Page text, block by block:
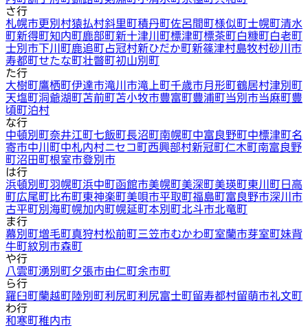
さ行
札幌市更別村猿払村斜里町積丹町佐呂間町様似町士幌町清水
町新得町知内町鹿部町新十津川町標津町標茶町白糠町白老町
士別市下川町鹿追町占冠村新ひだか町新篠津村島牧村砂川市
寿都町せたな町壮瞥町初山別町
た行
大樹町鷹栖町伊達市滝川市滝上町千歳市月形町鶴居村津別町
天塩町洞爺湖町苫前町苫小牧市豊富町豊浦町当別市当麻町豊
頃町泊村
な行
中頓別町奈井江町七飯町長沼町南幌町中富良野町中標津町名
寄市中川町中札内村ニセコ町西興部村新冠町仁木町南富良野
町沼田町根室市登別市
は行
浜頓別町羽幌町浜中町函館市美幌町美深町美瑛町東川町日高
町広尾町比布町東神楽町美唄市平取町福島町富良野市深川市
古平町別海町幌加内町幌延町本別町北斗市北竜町
ま行
幕別町増毛町真狩村松前町三笠市むかわ町室蘭市芽室町妹背
牛町紋別市森町
や行
八雲町湧別町夕張市由仁町余市町
ら行
羅臼町蘭越町陸別町利尻町利尻富士町留寿都村留萌市礼文町
わ行
和寒町稚内市